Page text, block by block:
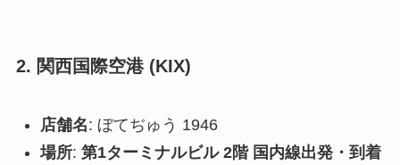
2. 関西国際空港 (KIX)
店舗名: ぼてぢゅう 1946
場所: 第1ターミナルビル 2階 国内線出発・到着